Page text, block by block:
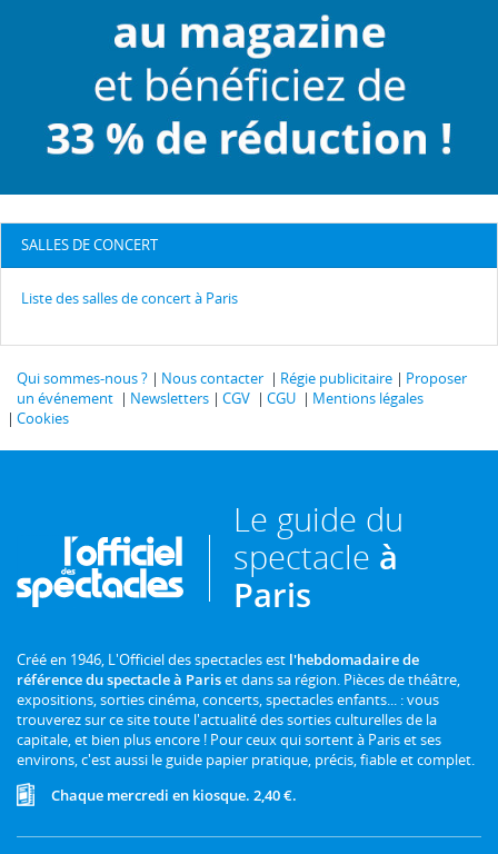
SALLES DE CONCERT
Liste des salles de concert à Paris
Qui sommes-nous ? Nous contacter Régie publicitaire
Proposer
un événement
Newsletters CGV CGU
Mentions légales
Cookies
Le guide du
spectacle à
Paris
Créé en 1946, L'Officiel des spectacles est l'hebdomadaire de
référence du spectacle à Pariset dans sa région. Pièces de théâtre,
expositions, sorties cinéma, concerts, spectacles enfants... : vous
trouverez sur ce site toute l'actualité des sorties culturelles de la
capitale, et bien plus encore ! Pour ceux qui sortent à Paris et ses
environs, c'est aussi le guide papier pratique, précis, fiable et complet.
Chaque mercredi en kiosque. 2,40 €.